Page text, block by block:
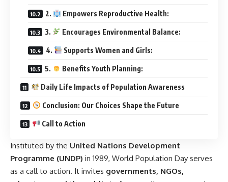
2. Empowers Reproductive Health:
3. Encourages Environmental Balance:
4. Supports Women and Girls:
5. Benefits Youth Planning:
Daily Life Impacts of Population Awareness
Conclusion: Our Choices Shape the Future
Call to Action
Instituted by the United Nations Development
Programme (UNDP) in 1989, World Population Day serves
as a call to action. It invites governments, NGOs,